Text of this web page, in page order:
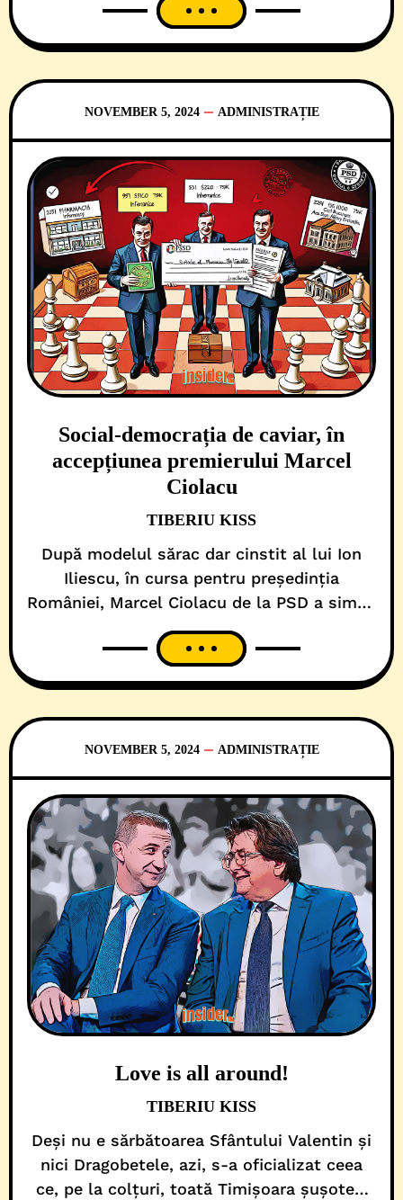
de credincios încât, în anul 2023 și 2024, l-
a urcat în topul firmelor de construcții din
societăți comerciale din
NOVEMBER 5, 2024 ADMINISTRAȚIE
Social-democrația de caviar, în
accepțiunea premierului Marcel
Ciolacu
TIBERIU KISS
După modelul sărac dar cinstit al lui Ion
Iliescu, în cursa pentru președinția
României, Marcel Ciolacu de la PSD a simțit
și el nevoia să-și flexeze mușchii. Ca să
arate că e om din popor, premierul a
decretat, fără să-l întrebe nimeni, că el nu
că s-a terminat cu șmecheria!
NOVEMBER 5, 2024 ADMINISTRAȚIE
Love is all around!
TIBERIU KISS
Deși nu e sărbătoarea Sfântului Valentin și
nici Dragobetele, azi, s-a oficializat ceea
ce, pe la colțuri, toată Timișoara șușotea,